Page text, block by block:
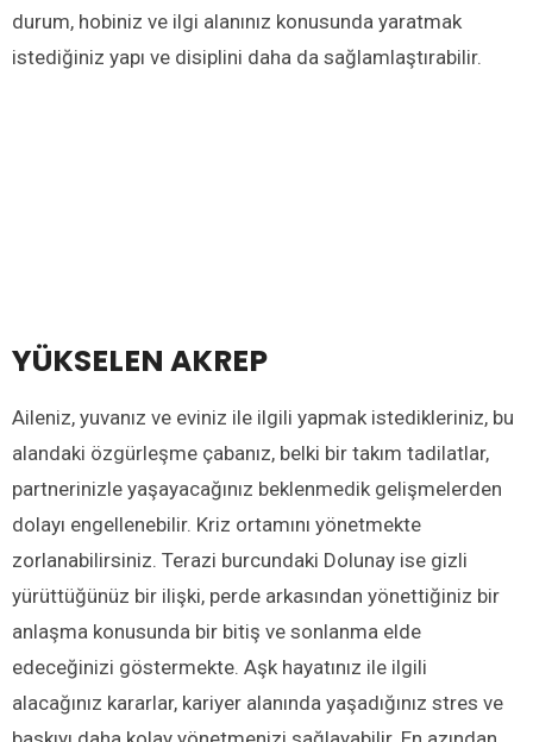
durum, hobiniz ve ilgi alanınız konusunda yaratmak
istediğiniz yapı ve disiplini daha da sağlamlaştırabilir.
YÜKSELEN AKREP
Aileniz, yuvanız ve eviniz ile ilgili yapmak istedikleriniz, bu
alandaki özgürleşme çabanız, belki bir takım tadilatlar,
partnerinizle yaşayacağınız beklenmedik gelişmelerden
dolayı engellenebilir. Kriz ortamını yönetmekte
zorlanabilirsiniz. Terazi burcundaki Dolunay ise gizli
yürüttüğünüz bir ilişki, perde arkasından yönettiğiniz bir
anlaşma konusunda bir bitiş ve sonlanma elde
edeceğinizi göstermekte. Aşk hayatınız ile ilgili
alacağınız kararlar, kariyer alanında yaşadığınız stres ve